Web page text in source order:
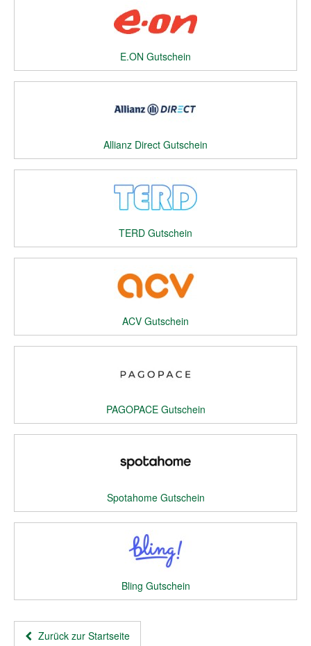
E.ON Gutschein
Allianz Direct Gutschein
TERD Gutschein
ACV Gutschein
PAGOPACE Gutschein
Spotahome Gutschein
Bling Gutschein
Zurück zur Startseite